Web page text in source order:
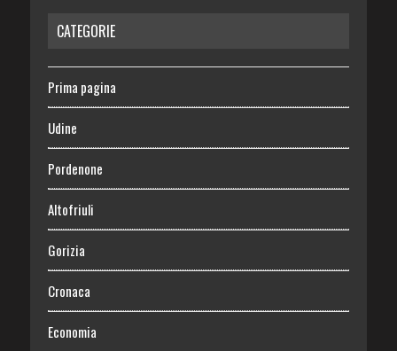
CATEGORIE
Prima pagina
Udine
Pordenone
Altofriuli
Gorizia
Cronaca
Economia